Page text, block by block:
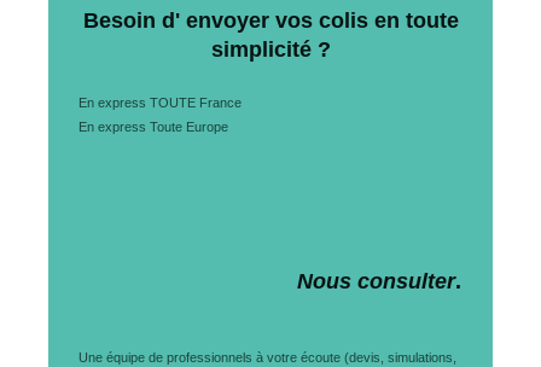
Besoin d' envoyer vos colis en toute
simplicité ?
En express TOUTE France
En express Toute Europe
Nous consulter.
Une équipe de professionnels à votre écoute (devis, simulations,